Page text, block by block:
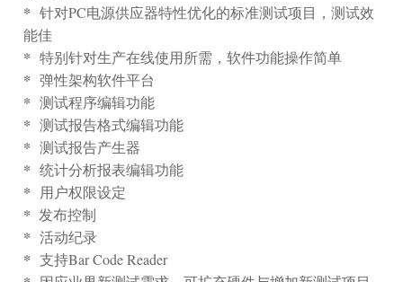
* 针对PC电源供应器特性优化的标准测试项目，测试效
能佳
* 特别针对生产在线使用所需，软件功能操作简单
* 弹性架构软件平台
* 测试程序编辑功能
* 测试报告格式编辑功能
* 测试报告产生器
* 统计分析报表编辑功能
* 用户权限设定
*发布控制
* 活动纪录
* 支持Bar Code Reader